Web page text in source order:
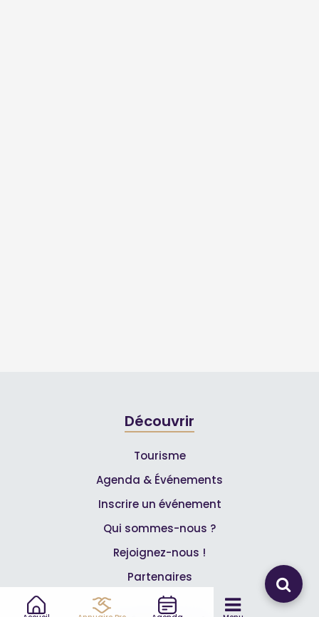
Découvrir
Tourisme
Agenda & Événements
Inscrire un événement
Qui sommes-nous ?
Rejoignez-nous !
Partenaires